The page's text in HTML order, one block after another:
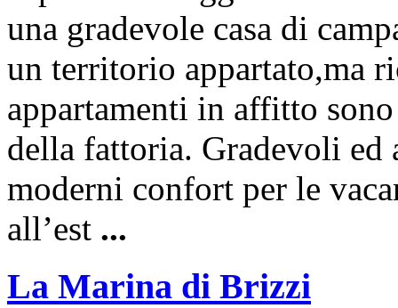
una gradevole casa di
un territorio appartato,ma
appartamenti in affitto
della fattoria. Gradevoli
moderni confort per le
all’est ...
La Marina di Brizzi